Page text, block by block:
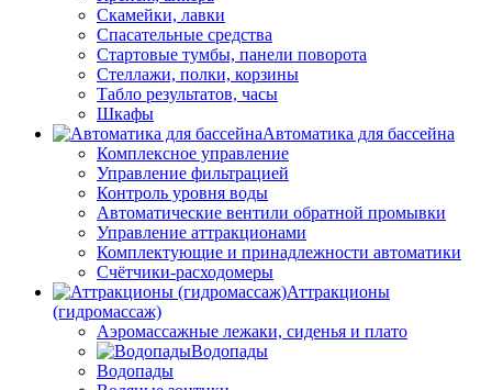
Скамейки, лавки
Спасательные средства
Стартовые тумбы, панели поворота
Стеллажи, полки, корзины
Табло результатов, часы
Шкафы
Автоматика для бассейна
Комплексное управление
Управление фильтрацией
Контроль уровня воды
Автоматические вентили обратной промывки
Управление аттракционами
Комплектующие и принадлежности автоматики
Счётчики-расходомеры
Аттракционы
(гидромассаж)
Аэромассажные лежаки, сиденья и плато
Водопады
Водопады